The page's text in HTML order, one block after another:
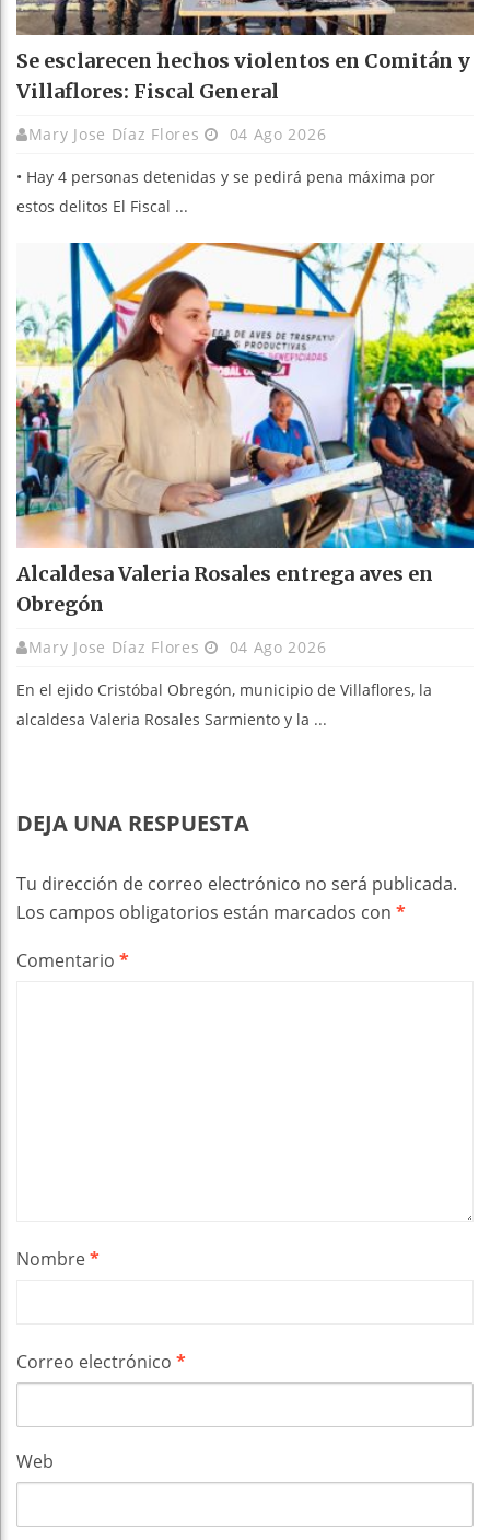
Se esclarecen hechos violentos en Comitán y
Villaflores: Fiscal General
Mary Jose Díaz Flores 04 Ago 2026
• Hay 4 personas detenidas y se pedirá pena máxima por
estos delitos El Fiscal ...
Alcaldesa Valeria Rosales entrega aves en
Obregón
Mary Jose Díaz Flores 04 Ago 2026
En el ejido Cristóbal Obregón, municipio de Villaflores, la
alcaldesa Valeria Rosales Sarmiento y la ...
DEJA UNA RESPUESTA
Tu dirección de correo electrónico no será publicada.
Los campos obligatorios están marcados con *
Comentario *
Nombre*
Correo electrónico *
Web